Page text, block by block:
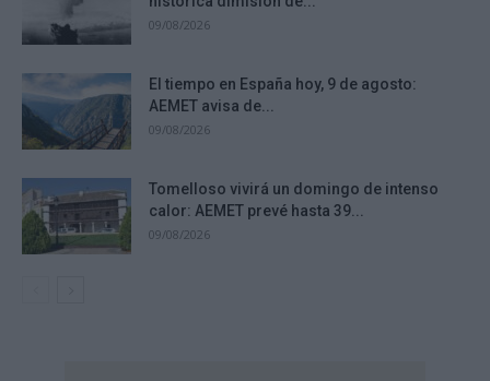
09/08/2026
El tiempo en España hoy, 9 de agosto:
AEMET avisa de...
09/08/2026
Tomelloso vivirá un domingo de intenso
calor: AEMET prevé hasta 39...
09/08/2026